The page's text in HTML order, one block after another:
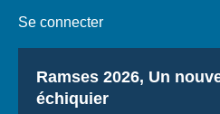
Se connecter
Titre
Ramses 2026, Un
échiquier